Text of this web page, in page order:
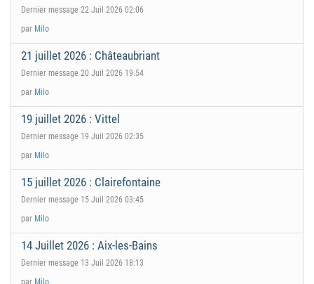
Dernier message 22 Juil 2026 02:06
par Milo
21 juillet 2026 : Châteaubriant
Dernier message 20 Juil 2026 19:54
par Milo
19 juillet 2026 : Vittel
Dernier message 19 Juil 2026 02:35
par Milo
15 juillet 2026 : Clairefontaine
Dernier message 15 Juil 2026 03:45
par Milo
14 Juillet 2026 : Aix-les-Bains
Dernier message 13 Juil 2026 18:13
par Milo